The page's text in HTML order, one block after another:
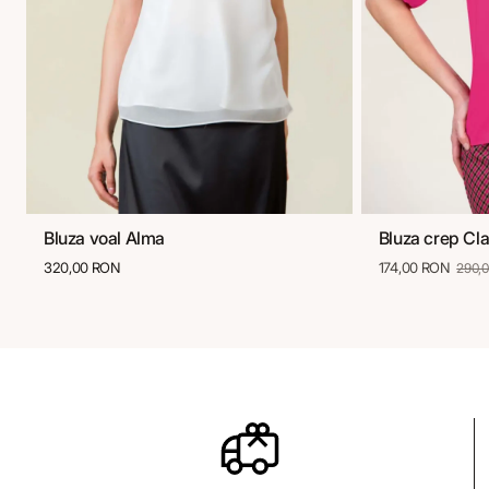
36 38 40
Bluza voal Alma
320,00 RON
36 38
Bluza crep
174,00 RON